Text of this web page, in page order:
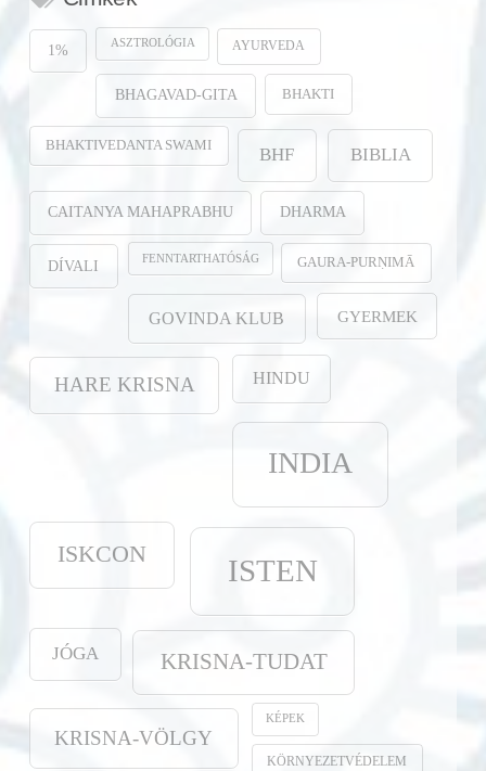
1% ASZTROLÓGIA AYURVEDA
BHAGAVAD-GITA BHAKTI
BHAKTIVEDANTA SWAMI BHF BIBLIA
CAITANYA MAHAPRABHU DHARMA
DÍVALI FENNTARTHATÓSÁG GAURA-PURṆIMĀ
GOVINDA KLUB GYERMEK
HARE KRISNA HINDU
INDIA
ISKCON ISTEN
JÓGA KRISNA-TUDAT
KRISNA-VÖLGY
KÉPEK
KÖRNYEZETVÉDELEM